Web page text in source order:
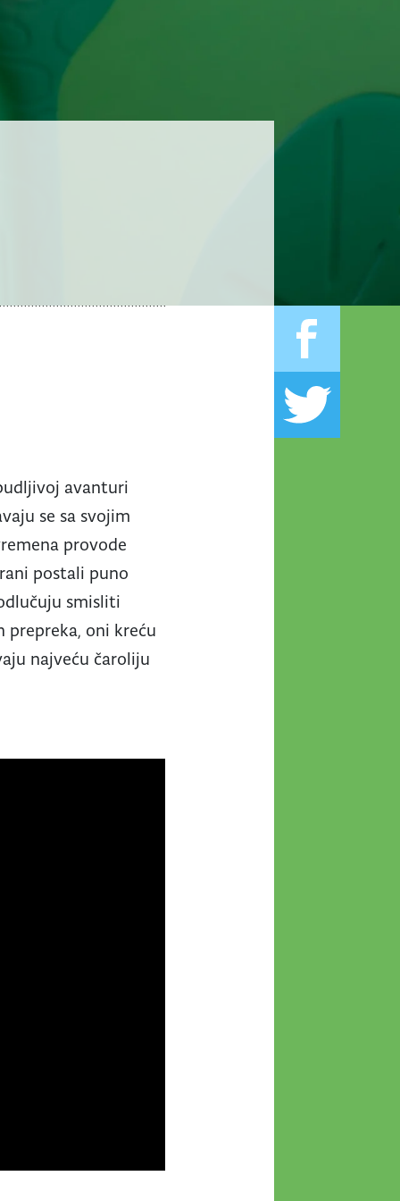
avanturi
se sa svojim
provode
postali puno
smisliti
prepreka, oni kreću
najveću čaroliju